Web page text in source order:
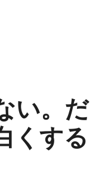
い。だ
くする